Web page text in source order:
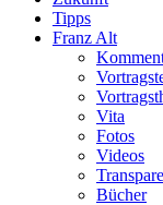
Tipps
Franz Alt
Vita
Fotos
Videos
Bücher